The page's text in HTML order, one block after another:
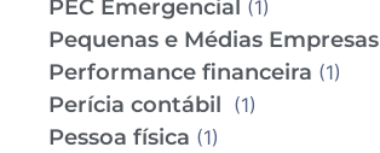
PEC Emergencial (1)
Pequenas e Médias Empresas
Performance financeira (1)
Perícia contábil (1)
Pessoa física (1)